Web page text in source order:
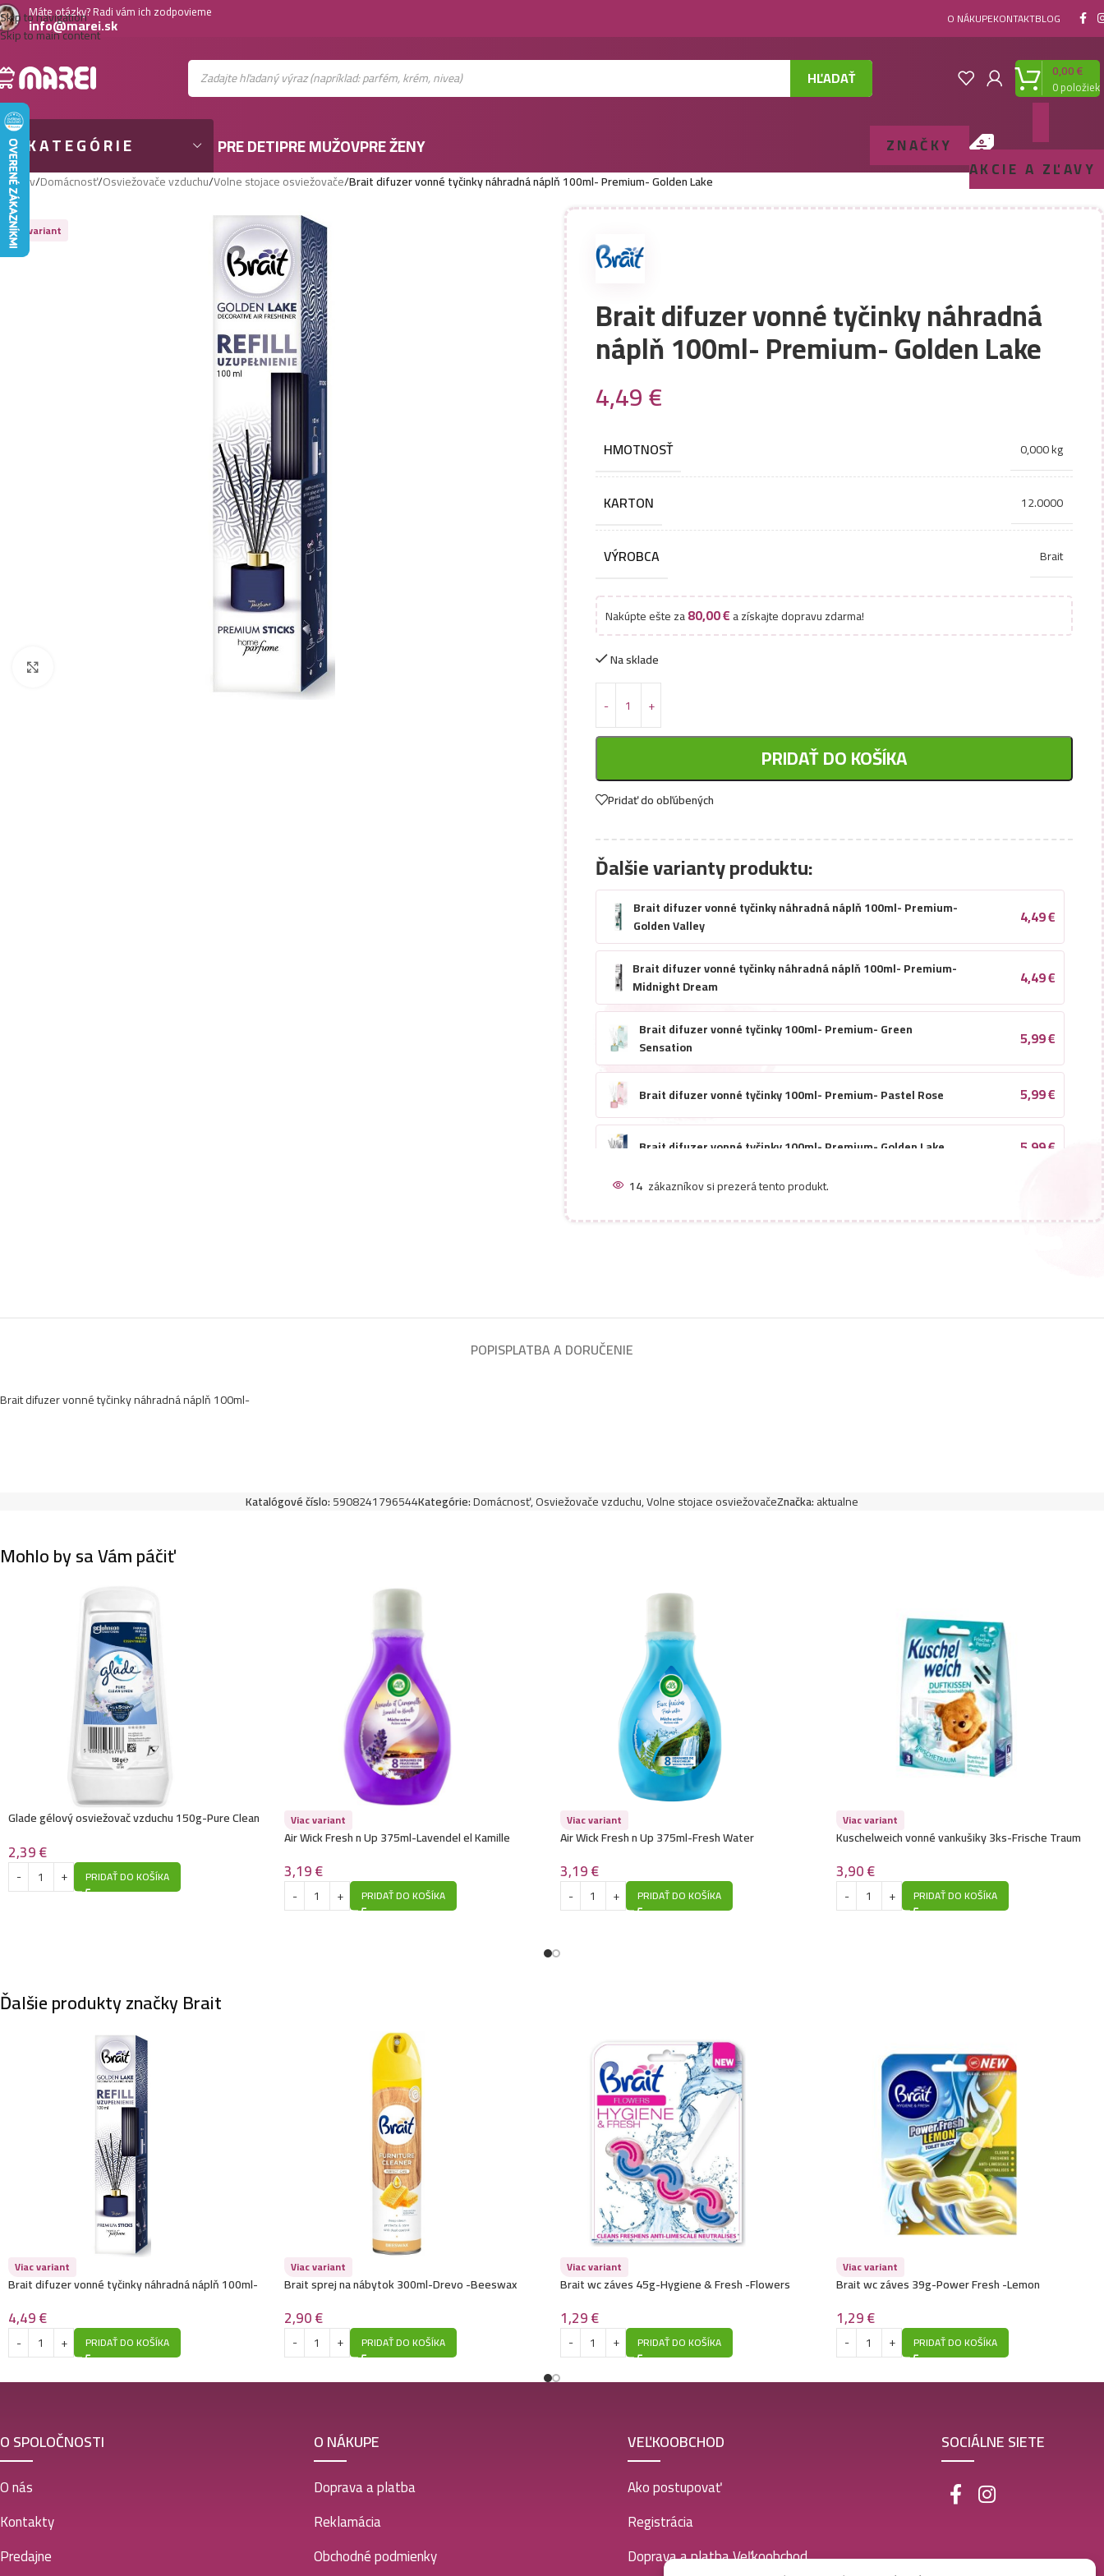
Skip to navigation
Skip to main content
Máte otázky? Radi vám ich zodpovieme
info@marei.sk O NÁKUPEKONTAKTBLOG
HĽADAŤ 0položiek
0,00€
KATEGÓRIE PRE DETIPRE MUŽOVPRE ŽENY
ZNAČKY
AKCIE A ZĽAVY
Domov/Domácnosť/Osviežovače vzduchu/Volne stojace osviežovače/Brait difuzer vonné tyčinky náhradná náplň 100ml- Premium- Golden Lake
Viac variant
Brait difuzer vonné tyčinky náhradná
náplň 100ml- Premium- Golden Lake
4,49€
HMOTNOSŤ 0,000 kg
KARTON 12.0000
VÝROBCA Brait
Nakúpte ešte za80,00€a získajte dopravu zdarma!
Na sklade
PRIDAŤ DO KOŠÍKA
Pridať do obľúbených
Ďalšie varianty produktu:
Brait difuzer vonné tyčinky náhradná náplň 100ml- Premium-
Golden Valley
4,49€
Brait difuzer vonné tyčinky náhradná náplň 100ml- Premium-
Midnight Dream
4,49€
Brait difuzer vonné tyčinky 100ml- Premium- Green
Sensation
5,99€
Brait difuzer vonné tyčinky 100ml- Premium- Pastel Rose 5,99€
Brait difuzer vonné tyčinky 100ml- Premium- Golden Lake 5,99€
Brait difuzer vonné tyčinky 100ml- Premium- Golden Valley
Brait difuzer vonné tyčinky 100ml- Premium- Secret Love 5,99€
14 zákazníkov si prezerá tento produkt.
POPISPLATBA A DORUČENIE
Brait difuzer vonné tyčinky náhradná náplň 100ml-
Katalógové číslo:5908241796544Kategórie:Domácnosť,Osviežovače vzduchu,Volne stojace osviežovačeZnačka:aktualne
Mohlo by sa Vám páčiť
Glade gélový osviežovač vzduchu 150g-Pure Clean
2,39€
PRIDAŤ DO KOŠÍKA
Viac variant
Air Wick Fresh n Up 375ml-Lavendel el Kamille
3,19€
PRIDAŤ DO KOŠÍKA
Viac variant
Air Wick Fresh n Up 375ml-Fresh Water
3,19€
PRIDAŤ DO KOŠÍKA
Viac variant
Kuschelweich vonné vankušiky 3ks-Frische Traum
3,90€
PRIDAŤ DO KOŠÍKA
Ďalšie produkty značky Brait
Viac variant
Brait difuzer vonné tyčinky náhradná náplň 100ml-
4,49€
PRIDAŤ DO KOŠÍKA
Viac variant
Brait sprej na nábytok 300ml-Drevo -Beeswax
2,90€
PRIDAŤ DO KOŠÍKA
Viac variant
Brait wc záves 45g-Hygiene & Fresh -Flowers
1,29€
PRIDAŤ DO KOŠÍKA
Viac variant
Brait wc záves 39g-Power Fresh -Lemon
1,29€
PRIDAŤ DO KOŠÍKA
O SPOLOČNOSTI
O nás
Kontakty
Predajne
O NÁKUPE
Doprava a platba
Reklamácia
Obchodné podmienky
VEĽKOOBCHOD
Ako postupovať
Registrácia
Doprava a platba Veľkoobchod
SOCIÁLNE SIETE